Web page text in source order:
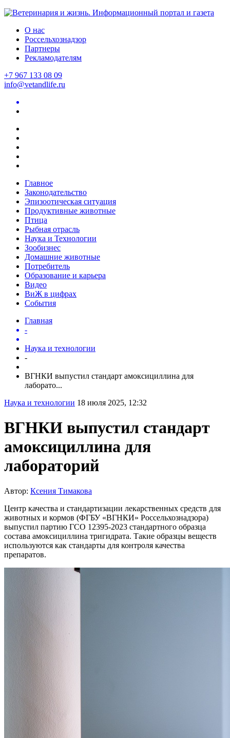
О нас
Россельхознадзор
Партнеры
Рекламодателям
+7 967 133 08 09
info@vetandlife.ru
Главное
Законодательство
Эпизоотическая ситуация
Продуктивные животные
Птица
Рыбная отрасль
Наука и Технологии
Зообизнес
Домашние животные
Потребитель
Образование и карьера
Видео
ВиЖ в цифрах
События
Главная
-
Наука и технологии
-
ВГНКИ выпустил стандарт амоксициллина для
лаборато...
Наука и технологии 18 июля 2025, 12:32
ВГНКИ выпустил стандарт
амоксициллина для
лабораторий
Автор: Ксения Тимакова
Центр качества и стандартизации лекарственных средств для
животных и кормов (ФГБУ «ВГНКИ» Россельхознадзора)
выпустил партию ГСО 12395-2023 стандартного образца
состава амоксициллина тригидрата. Такие образцы веществ
используются как стандарты для контроля качества
препаратов.